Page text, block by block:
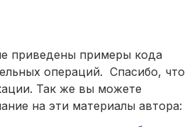
приведены примеры кода
операций. Спасибо, что
Так же вы можете
на эти материалы автора: